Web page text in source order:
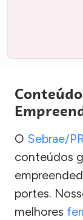
O Sebrae/
conteúdos
portes.
melhores